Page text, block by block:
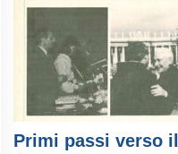
Primi passi verso